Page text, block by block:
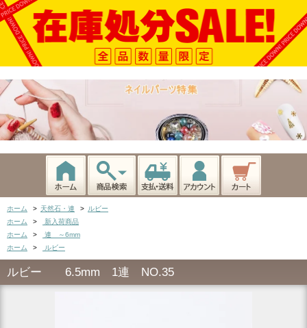
ホーム > 天然石・連 > ルビー
ホーム
>
新入荷商品
ホーム
>
連 ～6mm
ホーム
> ルビー
ルビー 6.5mm 1連 NO.35